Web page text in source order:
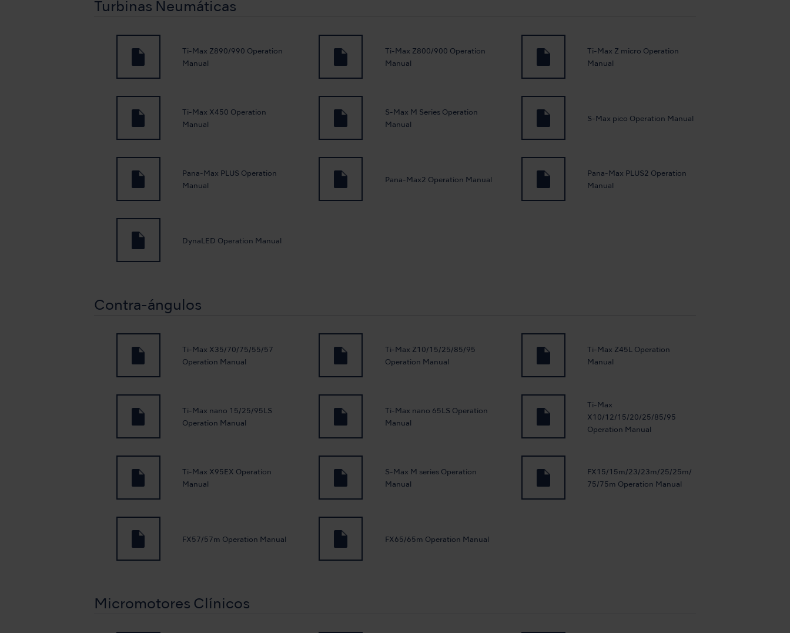
Turbinas Neumáticas
Ti-Max Z890/990 Operation
Manual
Ti-Max Z800/900 Operation
Manual
Ti-Max Z micro Operation
Manual
Ti-Max X450 Operation
Manual
S-Max M Series Operation
Manual
S-Max pico Operation Manual
Pana-Max PLUS Operation
Manual
Pana-Max2 Operation Manual
Pana-Max PLUS2 Operation
Manual
DynaLED Operation Manual
Contra-ángulos
Ti-Max X35/70/75/55/57
Operation Manual
Ti-Max Z10/15/25/85/95
Operation Manual
Ti-Max Z45L Operation
Manual
Ti-Max nano 15/25/95LS
Operation Manual
Ti-Max nano 65LS Operation
Manual
Ti-Max
X10/12/15/20/25/85/95
Operation Manual
Ti-Max X95EX Operation
Manual
S-Max M series Operation
Manual
FX15/15m/23/23m/25/25m/
75/75m Operation Manual
FX57/57m Operation Manual FX65/65m Operation Manual
Micromotores Clínicos